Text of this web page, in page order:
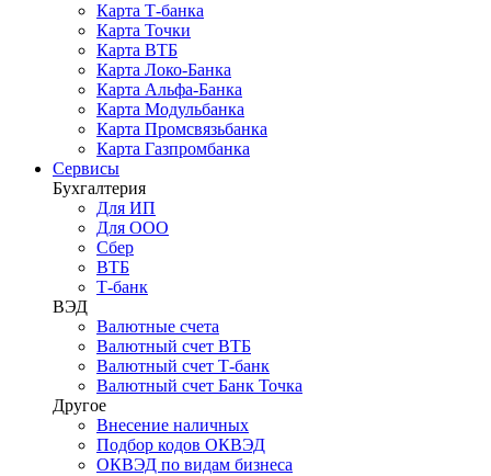
Карта Т-банка
Карта Точки
Карта ВТБ
Карта Локо-Банка
Карта Альфа-Банка
Карта Модульбанка
Карта Промсвязьбанка
Карта Газпромбанка
Сервисы
Бухгалтерия
Для ИП
Для ООО
Сбер
ВТБ
Т-банк
ВЭД
Валютные счета
Валютный счет ВТБ
Валютный счет Т-банк
Валютный счет Банк Точка
Другое
Внесение наличных
Подбор кодов ОКВЭД
ОКВЭД по видам бизнеса